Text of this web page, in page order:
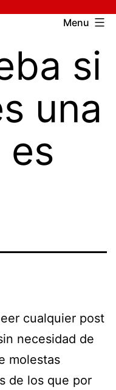
Menu
si
una
es
cualquier post
necesidad de
molestas
de los que por